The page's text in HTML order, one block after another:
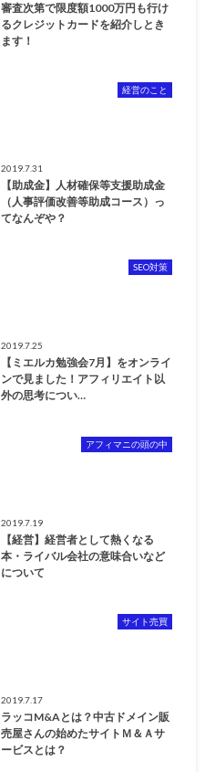
審査次第で限度額1000万円も行け
るクレジットカードを紹介しとき
ます！
経営のこと
2019.7.31
【助成金】人材確保等支援助成金
（人事評価改善等助成コース）っ
てなんぞや？
SEO対策
2019.7.25
【ミエルカ勉強会7月】をオンライ
ンで見ました！アフィリエイト以
外の思考につい…
アフィマニの頭の中
2019.7.19
【経営】経営者として熱くなる
本・ライバル会社の意味合いなど
について
サイト売買
2019.7.17
ラッコM&Aとは？中古ドメイン販
売屋さんの始めたサイトＭ＆Ａサ
ービスとは？